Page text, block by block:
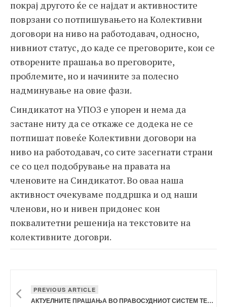
покрај другото ќе се најдат и активностите
поврзани со потпишувањето на Колективни
договори на ниво на работодавач, односно,
нивниот статус, до каде се преговорите, кои се
отворените прашања во преговорите,
проблемите, но и начините за полесно
надминување на овие фази.
Синдикатот на УПОЗ е упорен и нема да
застане ниту да се откаже се додека не се
потпишат повеќе Колективни договори на
ниво на работодавач, со сите засегнати страни
се со цел подобрување на правата на
членовите на Синдикатот. Во оваа наша
активност очекуваме поддршка и од наши
членови, но и нивен придонес кон
поквалитетни решенија на текстовите на
колективните договри.
PREVIOUS ARTICLE
АКТУЕЛНИТЕ ПРАШАЊА ВО ПРАВОСУДНИОТ СИСТЕМ ТЕМА НА СРЕДБАТА ПОМЕЃУ СИНДИКАТОТ НА УПОЗ И МИНИСТЕРСТВОТО ЗА ПРАВДА